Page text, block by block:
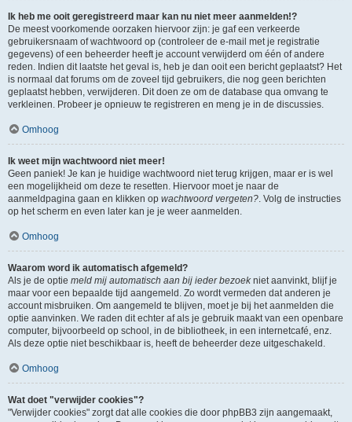
Ik heb me ooit geregistreerd maar kan nu niet meer aanmelden!?
De meest voorkomende oorzaken hiervoor zijn: je gaf een verkeerde
gebruikersnaam of wachtwoord op (controleer de e-mail met je registratie
gegevens) of een beheerder heeft je account verwijderd om één of andere
reden. Indien dit laatste het geval is, heb je dan ooit een bericht geplaatst? Het
is normaal dat forums om de zoveel tijd gebruikers, die nog geen berichten
geplaatst hebben, verwijderen. Dit doen ze om de database qua omvang te
verkleinen. Probeer je opnieuw te registreren en meng je in de discussies.
Omhoog
Ik weet mijn wachtwoord niet meer!
Geen paniek! Je kan je huidige wachtwoord niet terug krijgen, maar er is wel
een mogelijkheid om deze te resetten. Hiervoor moet je naar de
aanmeldpagina gaan en klikken op wachtwoord vergeten?. Volg de instructies
op het scherm en even later kan je je weer aanmelden.
Omhoog
Waarom word ik automatisch afgemeld?
Als je de optie meld mij automatisch aan bij ieder bezoekniet aanvinkt, blijf je
maar voor een bepaalde tijd aangemeld. Zo wordt vermeden dat anderen je
account misbruiken. Om aangemeld te blijven, moet je bij het aanmelden die
optie aanvinken. We raden dit echter af als je gebruik maakt van een openbare
computer, bijvoorbeeld op school, in de bibliotheek, in een internetcafé, enz.
Als deze optie niet beschikbaar is, heeft de beheerder deze uitgeschakeld.
Omhoog
Wat doet "verwijder cookies"?
"Verwijder cookies" zorgt dat alle cookies die door phpBB3 zijn aangemaakt,